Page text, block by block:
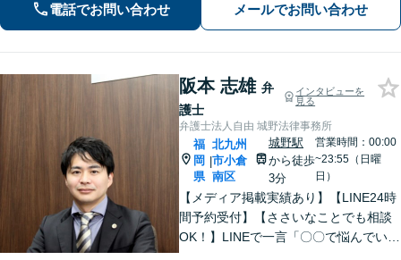
電話でお問い合わせ メールでお問い合わせ
阪本 志雄 弁
護士
インタビューを
見る
弁護士法人自由 城野法律事務所
福
岡
県
|
北九州
市小倉
南区
城野駅
から徒歩
3分
営業時間：00:00
~23:55（日曜
日）
【メディア掲載実績あり】【LINE24時
間予約受付】【ささいなことでも相談
OK！】LINEで一言「〇〇で悩んでいま